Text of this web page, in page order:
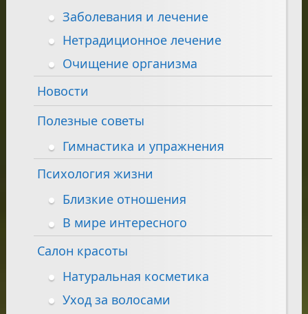
Заболевания и лечение
Нетрадиционное лечение
Очищение организма
Новости
Полезные советы
Гимнастика и упражнения
Психология жизни
Близкие отношения
В мире интересного
Салон красоты
Натуральная косметика
Уход за волосами